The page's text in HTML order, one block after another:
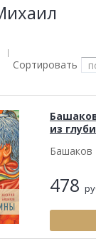
|
Сортировать
из
Башаков
478